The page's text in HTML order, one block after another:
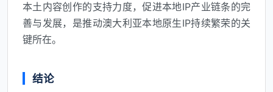
本土内容创作的支持力度，促进本地IP产业链条的完
善与发展，是推动澳大利亚本地原生IP持续繁荣的关
键所在。
结论